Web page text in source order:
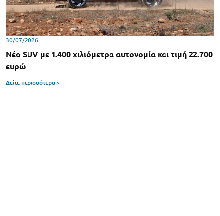
30/07/2026
Νέο SUV με 1.400 χιλιόμετρα αυτονομία και τιμή 22.700
ευρώ
Δείτε περισσότερα >